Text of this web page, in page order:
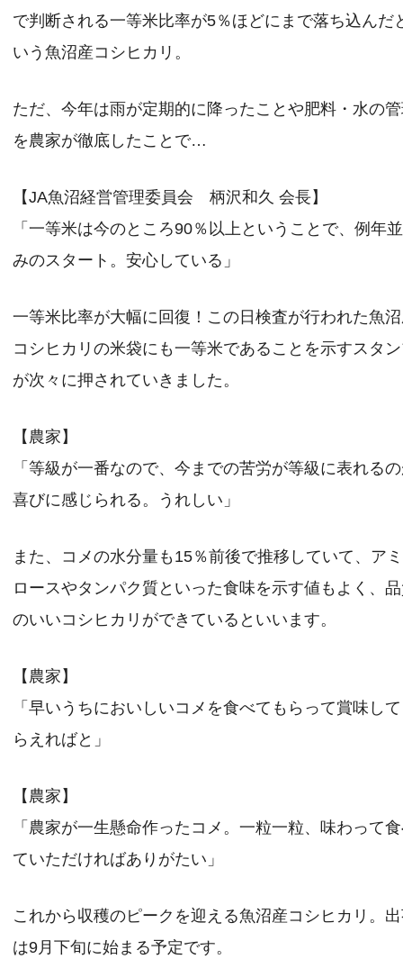
で判断される一等米比率が5％ほどにまで落ち込んだ
いう魚沼産コシヒカリ。
ただ、今年は雨が定期的に降ったことや肥料・水の
を農家が徹底したことで…
【JA魚沼経営管理委員会 柄沢和久 会長】
「一等米は今のところ90％以上ということで、例年並
みのスタート。安心している」
一等米比率が大幅に回復！この日検査が行われた魚
コシヒカリの米袋にも一等米であることを示すスタ
が次々に押されていきました。
【農家】
「等級が一番なので、今までの苦労が等級に表れる
喜びに感じられる。うれしい」
また、コメの水分量も15％前後で推移していて、アミ
ロースやタンパク質といった食味を示す値もよく、
のいいコシヒカリができているといいます。
【農家】
「早いうちにおいしいコメを食べてもらって賞味し
らえればと」
【農家】
「農家が一生懸命作ったコメ。一粒一粒、味わって
ていただければありがたい」
これから収穫のピークを迎える魚沼産コシヒカリ。
は9月下旬に始まる予定です。